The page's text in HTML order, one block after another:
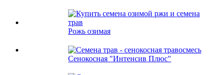
Рожь озимая
Сенокосная "Интенсив Плюс"